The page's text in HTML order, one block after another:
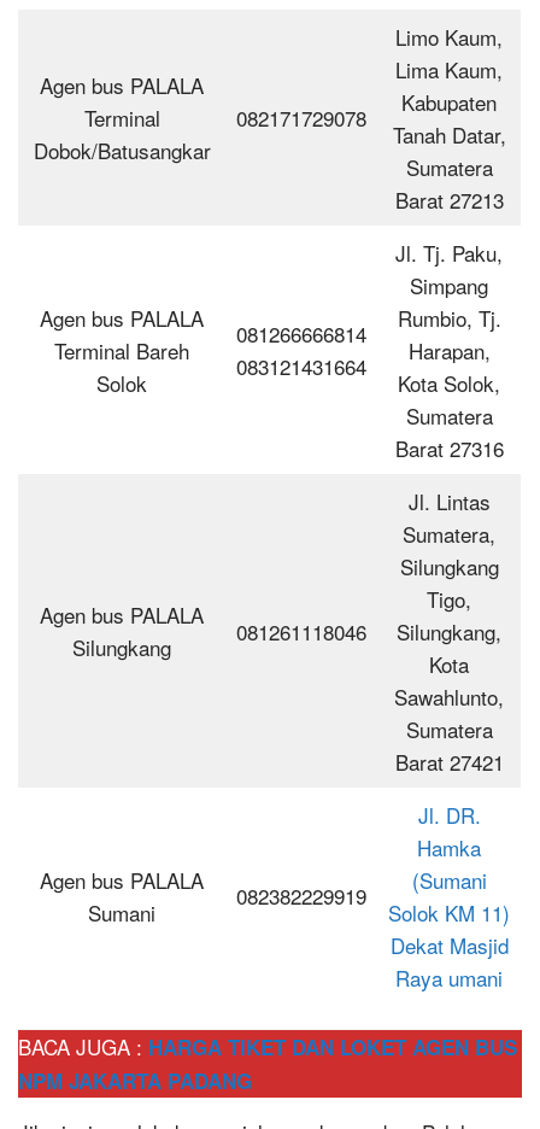
Agen bus PALALA
Terminal
Dobok/Batusangkar
082171729078
Limo Kaum,
Lima Kaum,
Kabupaten
Tanah Datar,
Sumatera
Barat 27213
Agen bus PALALA
Terminal Bareh
Solok
081266666814
083121431664
Jl. Tj. Paku,
Simpang
Rumbio, Tj.
Harapan,
Kota Solok,
Sumatera
Barat 27316
Agen bus PALALA
Silungkang
081261118046
Jl. Lintas
Sumatera,
Silungkang
Tigo,
Silungkang,
Kota
Sawahlunto,
Sumatera
Barat 27421
Agen bus PALALA
Sumani
082382229919
Jl. DR.
Hamka
(Sumani
Solok KM 11)
Dekat Masjid
Raya umani
BACA JUGA : HARGA TIKET DAN LOKET AGEN BUS
NPM JAKARTA PADANG